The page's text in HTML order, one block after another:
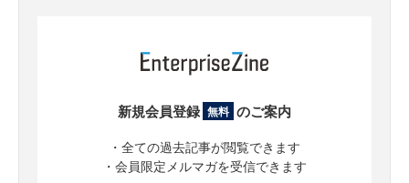
新規会員登録 無料 のご案内
・全ての過去記事が閲覧できます
・会員限定メルマガを受信できます